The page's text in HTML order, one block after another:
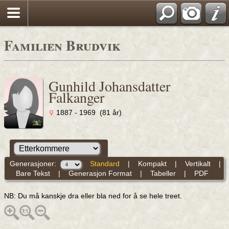
Familien Brudvik
Gunhild Johansdatter
Falkanger
1887 - 1969 (81 år)
Generasjoner: Standard | Kompakt| Vertikalt|
Bare Tekst| Generasjon Format| Tabeller| PDF
NB: Du må kanskje dra eller bla ned for å se hele treet.